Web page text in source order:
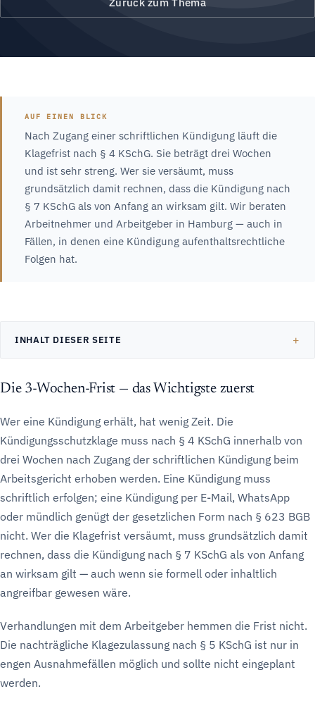
AUF EINEN BLICK
Nach Zugang einer schriftlichen Kündigung läuft die
Klagefrist nach § 4 KSchG. Sie beträgt drei Wochen
und ist sehr streng. Wer sie versäumt, muss
grundsätzlich damit rechnen, dass die Kündigung nach
§ 7 KSchG als von Anfang an wirksam gilt. Wir beraten
Arbeitnehmer und Arbeitgeber in Hamburg — auch in
Fällen, in denen eine Kündigung aufenthaltsrechtliche
Folgen hat.
INHALT DIESER SEITE
Die 3-Wochen-Frist — das Wichtigste zuerst
Wer eine Kündigung erhält, hat wenig Zeit. Die
Kündigungsschutzklage muss nach § 4 KSchG innerhalb von
drei Wochen nach Zugang der schriftlichen Kündigung beim
Arbeitsgericht erhoben werden. Eine Kündigung muss
schriftlich erfolgen; eine Kündigung per E-Mail, WhatsApp
oder mündlich genügt der gesetzlichen Form nach § 623 BGB
nicht. Wer die Klagefrist versäumt, muss grundsätzlich damit
rechnen, dass die Kündigung nach § 7 KSchG als von Anfang
an wirksam gilt — auch wenn sie formell oder inhaltlich
angreifbar gewesen wäre.
Verhandlungen mit dem Arbeitgeber hemmen die Frist nicht.
Die nachträgliche Klagezulassung nach § 5 KSchG ist nur in
engen Ausnahmefällen möglich und sollte nicht eingeplant
werden.